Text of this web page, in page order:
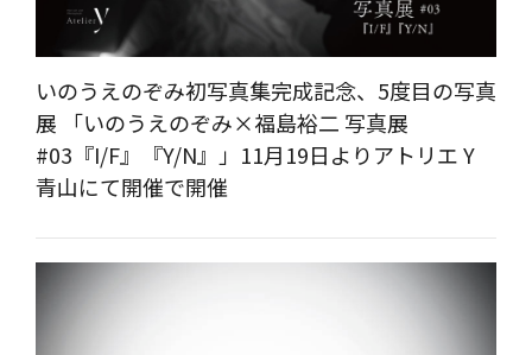
いのうえのぞみ初写真集完成記念、5度目の写真
展 「いのうえのぞみ×福島裕二 写真展
#03『I/F』『Y/N』」11月19日よりアトリエ Y
青山にて開催で開催